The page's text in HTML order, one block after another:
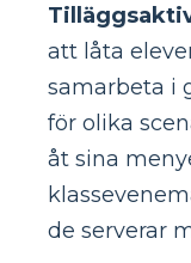
att låta
samarbeta i
för olika
åt sina
de serverar